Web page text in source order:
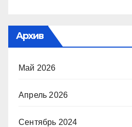
Архив
Май 2026
Апрель 2026
Сентябрь 2024